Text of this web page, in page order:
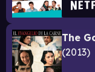
2013